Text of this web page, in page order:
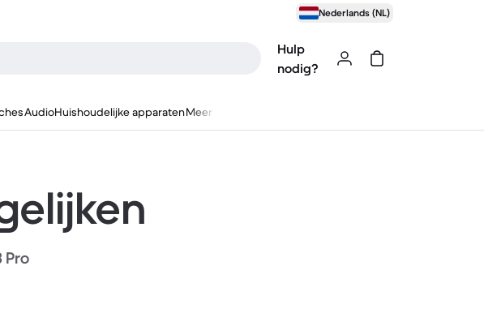
Nederlands (NL)
Hulp
nodig?
AudioHuishoudelijke apparatenMeer
Pro